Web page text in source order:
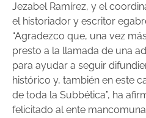
Jezabel Ramírez, y el
el historiador y escritor
“Agradezco que, una vez
presto a la llamada de una
para ayudar a seguir
histórico y, también en este
de toda la Subbética”, ha
felicitado al ente